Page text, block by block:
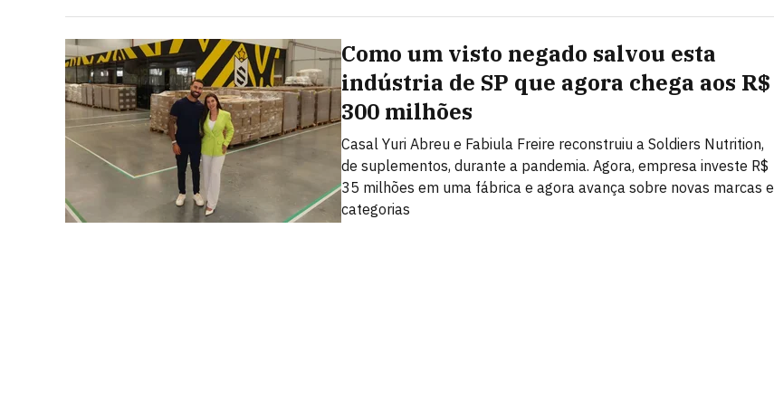
Como um visto negado salvou esta
indústria de SP que agora chega aos R$
300 milhões
Casal Yuri Abreu e Fabiula Freire reconstruiu a Soldiers Nutrition,
de suplementos, durante a pandemia. Agora, empresa investe R$
35 milhões em uma fábrica e agora avança sobre novas marcas e
categorias